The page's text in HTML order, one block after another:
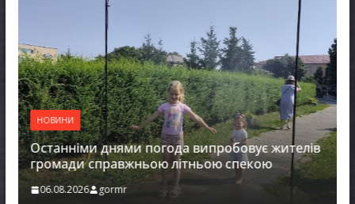
НОВИНИ
Останніми днями погода випробовує жителів
громади справжньою літньою спекою
06.08.2026 gormr